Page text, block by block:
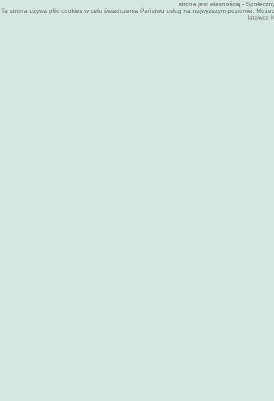
strona jest własnością -
Ta strona używa pliki cookies w celu świadczenia Państwu usług na najwyższym poziomie.
latawce